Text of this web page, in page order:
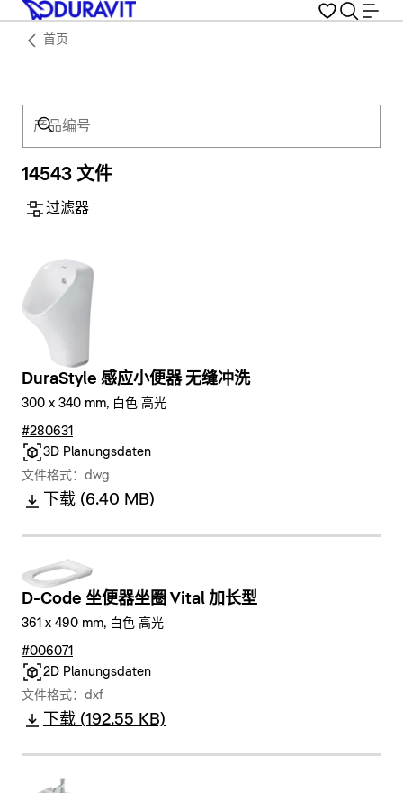
首页
14543 文件
过滤器
DuraStyle 感应小便器 无缝冲洗
300 x 340 mm, 白色 高光
#280631
3D Planungsdaten
文件格式：dwg
下载 (6.40 MB)
D-Code 坐便器坐圈 Vital 加长型
361 x 490 mm, 白色 高光
#006071
2D Planungsdaten
文件格式：dxf
下载 (192.55 KB)